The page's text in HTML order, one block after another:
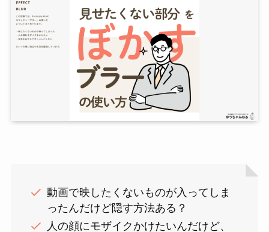
動画で映したくないものが入ってしま
ったんだけど隠す方法ある？
人の顔にモザイクかけたいんだけど、